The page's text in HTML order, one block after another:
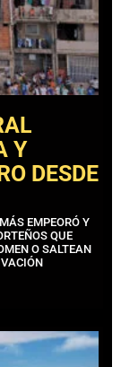
Y
DESDE
EMPEORÓ Y
QUE
O SALTEAN